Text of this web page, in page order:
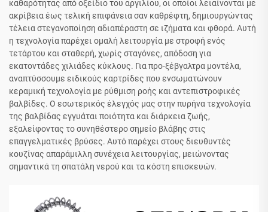
καθαρότητας από οξείδιο του αργιλίου, οι οποίοι λειαίνονται με
ακρίβεια έως τελική επιφάνεια σαν καθρέφτη, δημιουργώντας
τέλεια στεγανοποίηση αδιαπέραστη σε ιζήματα και φθορά. Αυτή
η τεχνολογία παρέχει ομαλή λειτουργία με στροφή ενός
τετάρτου και σταθερή, χωρίς σταγόνες, απόδοση για
εκατοντάδες χιλιάδες κύκλους. Για προ-ξέβγαλτρα μοντέλα,
αναπτύσσουμε ειδικούς καρτρίδες που ενσωματώνουν
κεραμική τεχνολογία με ρύθμιση ροής και αντεπιστροφικές
βαλβίδες. Ο εσωτερικός έλεγχός μας στην πυρήνα τεχνολογία
της βαλβίδας εγγυάται ποιότητα και διάρκεια ζωής,
εξαλείφοντας το συνηθέστερο σημείο βλάβης στις
επαγγελματικές βρύσες. Αυτό παρέχει στους διευθυντές
κουζίνας απαράμιλλη συνέχεια λειτουργίας, μειώνοντας
σημαντικά τη σπατάλη νερού και τα κόστη επισκευών.